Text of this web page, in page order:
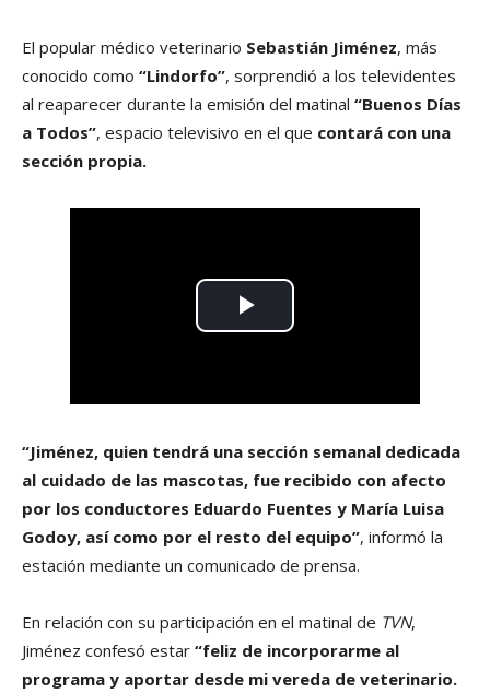
El popular médico veterinario Sebastián Jiménez, más
conocido como “Lindorfo”, sorprendió a los televidentes
al reaparecer durante la emisión del matinal “Buenos Días
a Todos”, espacio televisivo en el que contará con una
sección propia.
“Jiménez, quien tendrá una sección semanal dedicada
al cuidado de las mascotas, fue recibido con afecto
por los conductores Eduardo Fuentes y María Luisa
Godoy, así como por el resto del equipo”, informó la
estación mediante un comunicado de prensa.
En relación con su participación en el matinal de TVN,
Jiménez confesó estar “feliz de incorporarme al
programa y aportar desde mi vereda de veterinario.